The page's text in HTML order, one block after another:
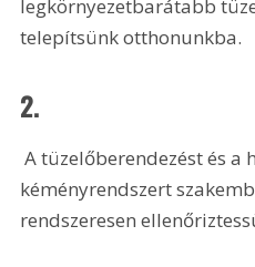
legkörnyezetbarátabb
telepítsünk otthonunkba.
2.
A tüzelőberendezést és a hozzá tartozó
kéményrendszert
rendszeresen